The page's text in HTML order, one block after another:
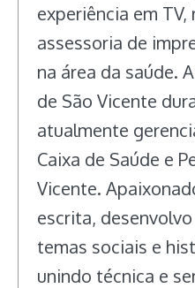
experiência em
assessoria de
na área da saúde.
de São Vicente
atualmente
Caixa de Saúde e
Vicente.
escrita,
temas sociais e
unindo técnica e